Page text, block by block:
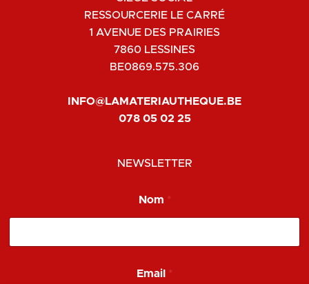
RESSOURCERIE LE CARRÉ
1 AVENUE DES PRAIRIES
7860 LESSINES
BE0869.575.306
INFO@LAMATERIAUTHEQUE.BE
078 05 02 25
NEWSLETTER
Nom *
N
Email *